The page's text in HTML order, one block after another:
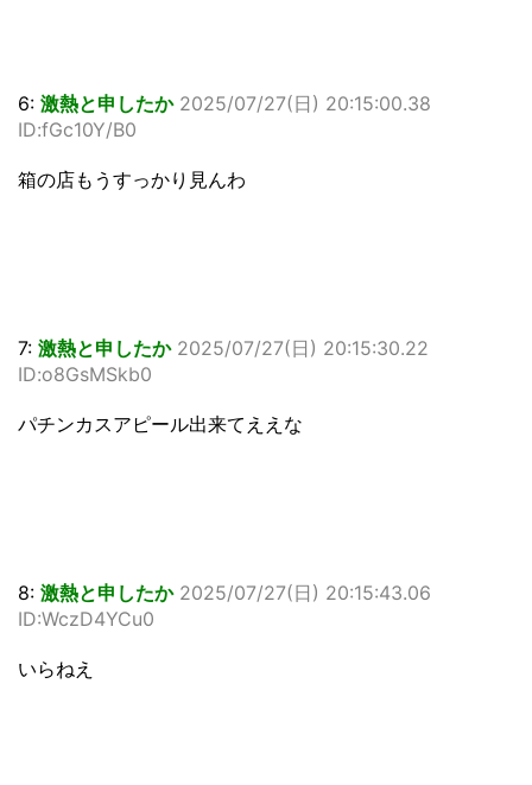
6: 激熱と申したか 2025/07/27(日) 20:15:00.38
ID:fGc10Y/B0
箱の店もうすっかり見んわ
7: 激熱と申したか 2025/07/27(日) 20:15:30.22
ID:o8GsMSkb0
パチンカスアピール出来てええな
8: 激熱と申したか 2025/07/27(日) 20:15:43.06
ID:WczD4YCu0
いらねえ